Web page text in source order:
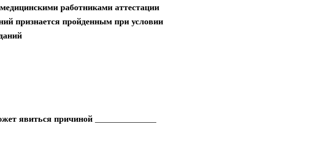
работниками аттестации
признается пройденным при условии
явиться причиной ______________